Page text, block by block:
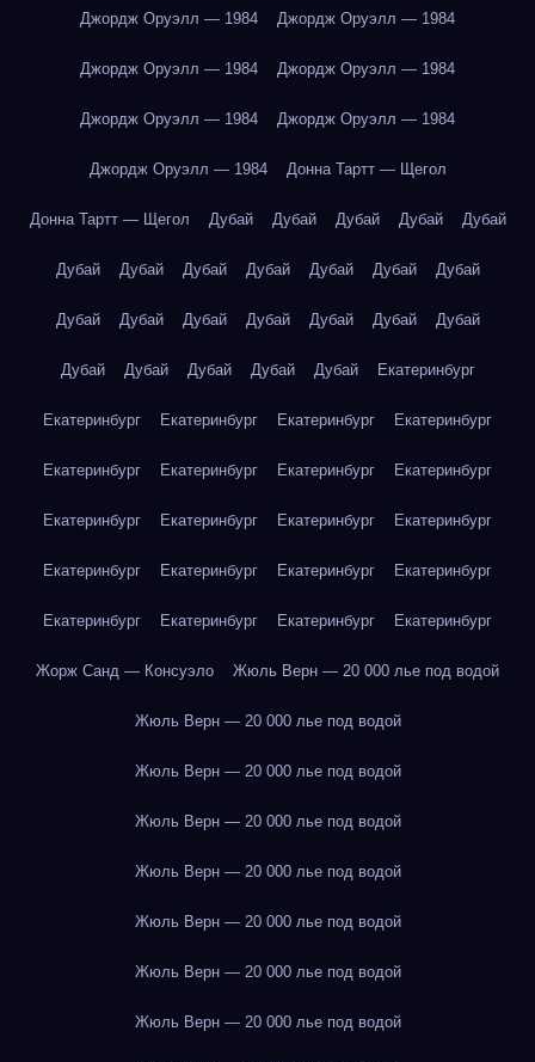
Джордж Оруэлл — 1984 Джордж Оруэлл — 1984
Джордж Оруэлл — 1984 Джордж Оруэлл — 1984
Джордж Оруэлл — 1984 Джордж Оруэлл — 1984
Джордж Оруэлл — 1984 Донна Тартт — Щегол
Донна Тартт — Щегол Дубай Дубай Дубай Дубай Дубай
Дубай Дубай Дубай Дубай Дубай Дубай Дубай
Дубай Дубай Дубай Дубай Дубай Дубай Дубай
Дубай Дубай Дубай Дубай Дубай Екатеринбург
Екатеринбург Екатеринбург Екатеринбург Екатеринбург
Екатеринбург Екатеринбург Екатеринбург Екатеринбург
Екатеринбург Екатеринбург Екатеринбург Екатеринбург
Екатеринбург Екатеринбург Екатеринбург Екатеринбург
Екатеринбург Екатеринбург Екатеринбург Екатеринбург
Жорж Санд — Консуэло Жюль Верн — 20 000 лье под водой
Жюль Верн — 20 000 лье под водой
Жюль Верн — 20 000 лье под водой
Жюль Верн — 20 000 лье под водой
Жюль Верн — 20 000 лье под водой
Жюль Верн — 20 000 лье под водой
Жюль Верн — 20 000 лье под водой
Жюль Верн — 20 000 лье под водой